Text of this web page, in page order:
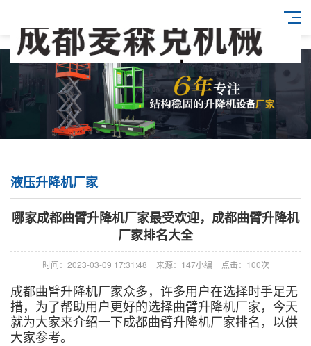
液压升降机厂家
哪家成都曲臂升降机厂家最受欢迎，成都曲臂升降机
厂家排名大全
时间：2023-03-09 17:31:48 来源：147小编 点击：100次
成都曲臂升降机厂家众多，许多用户在选择时手足无
措，为了帮助用户更好的选择曲臂升降机厂家，今天
就为大家来介绍一下成都曲臂升降机厂家排名，以供
大家参考。